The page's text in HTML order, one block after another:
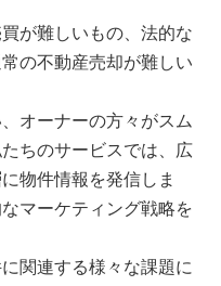
が難しいもの、法的な
の不動産売却が難しい
オーナーの方々がスム
ちのサービスでは、広
物件情報を発信しま
マーケティング戦略を
関連する様々な課題に